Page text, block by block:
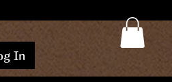
In